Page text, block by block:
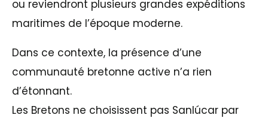
ou reviendront plusieurs grandes expéditions
maritimes de l’époque moderne.
Dans ce contexte, la présence d’une
communauté bretonne active n’a rien
d’étonnant.
Les Bretons ne choisissent pas Sanlúcar par